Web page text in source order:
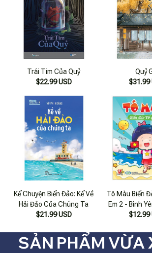
Trái Tim Của Quỷ
$22.99 USD
Quỷ
$31.99
Kể Chuyện Biển Đảo: Kể Về
Hải Đảo Của Chúng Ta
$21.99 USD
Tô Màu Biển
Em 2 - Bình
$12.99
SẢN PHẨM VỪA